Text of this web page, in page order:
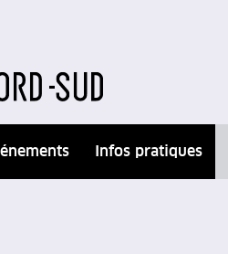
Infos pratiques